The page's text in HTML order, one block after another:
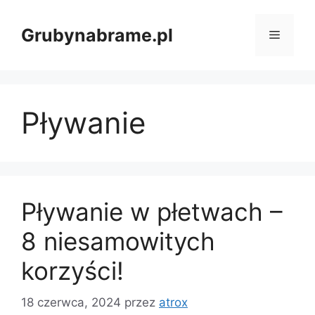
treściGrubynabrame.pl Menu
Pływanie
Pływanie w płetwach –
8 niesamowitych
korzyści!
18 czerwca, 2024 przez atrox